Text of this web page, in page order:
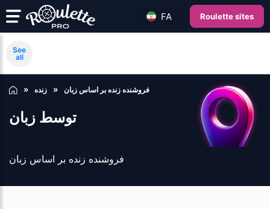
FA Roulette sites
See
all
زنده فروشنده زنده بر اساس زبان
توسط زبان
فروشنده زنده بر اساس زبان